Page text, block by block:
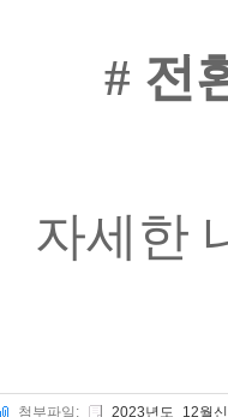
# 전
자세한
첨부파일:
2023년도_12월